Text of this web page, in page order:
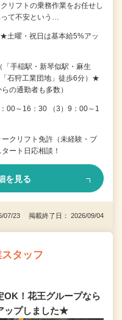
リフトの乗務作業をお任せし
て不安という…
曜・祝日は基本給5%アッ
手稲駅・新琴似駅・麻生
石狩工業団地」徒歩6分）★
の通勤者も多数）
00～16：30 （3）9：00～1
クリフト免許（未経験・ブ
ート日応相談！
を見る
07/23 掲載終了日： 2026/09/04
タッフ
OK！花王グループなら
ップしました★